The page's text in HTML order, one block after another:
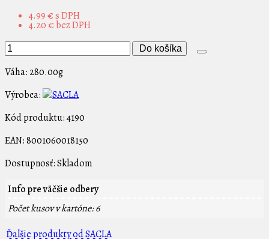
4.99 €s DPH
4.20 € bez DPH
Do košíka
Váha: 280.00g
Výrobca:
Kód produktu:4190
EAN:8001060018150
Dostupnosť:Skladom
Info pre väčšie odbery
Počet kusov v kartóne: 6
Ďalšie produkty od SACLA